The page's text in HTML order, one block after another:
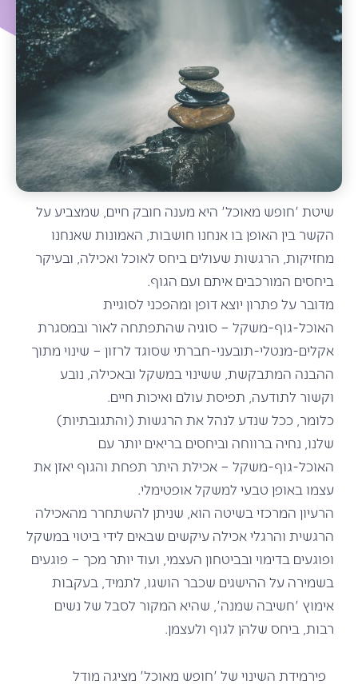
שיטת 'חופש מאוכל' היא מענה חובק חיים, שמצביע על
הקשר בין האופן בו אנחנו חושבות, האמונות שאנחנו
מחזיקות, הרגשות שעולים ביחס לאוכל ואכילה, ובעיקר
ביחסים המורכבים איתם ועם הגוף.
מדובר על פתרון יוצא דופן ומהפכני לסוגיית
האוכל-גוף-משקל – סוגיה שהתפתחה לאור ובמסגרת
אקלים-מנטלי-תובעני-חברתי שסוגד לרזון – שינוי מתוך
ההבנה המתבקשת, ששינוי במשקל ובאכילה, נובע
וקשור לתודעה, תפיסת עולם ואיכות חיים.
כלומר, ככל שנדע לנהל את הרגשות (והתגובתיות)
שלנו, נחיה ברווחה וביחסים בריאים יותר עם
האוכל-גוף-משקל – אכילת היתר תפחת והגוף יאזן את
עצמו באופן טבעי למשקל אופטימלי.
הרעיון המרכזי בשיטה הוא, שניתן להשתחרר מהאכילה
הרגשית והרגלי אכילה עיקשים שבאים לידי ביטוי במשקל
ופוגעים בדימוי ובביטחון העצמי, ועוד יותר מכך – פוגעים
בשמירה על ההישגים שכבר הושגו, לתמיד, בעקבות
אימוץ 'חשיבה שמנה', שהיא המקור לסבל של נשים
רבות, ביחס שלהן לגוף ולעצמן.
פירמידת השינוי של 'חופש מאוכל' מציגה מודל